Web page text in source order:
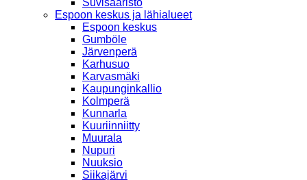
Espoon keskus ja lähialueet
Espoon keskus
Gumböle
Järvenperä
Karhusuo
Karvasmäki
Kaupunginkallio
Kolmperä
Kunnarla
Kuuriinniitty
Muurala
Nupuri
Nuuksio
Siikajärvi